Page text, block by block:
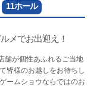
11ホール
メでお出迎え！
舗が個性あふれるご当地
皆様のお越しをお待ちし
ームショウならではのお